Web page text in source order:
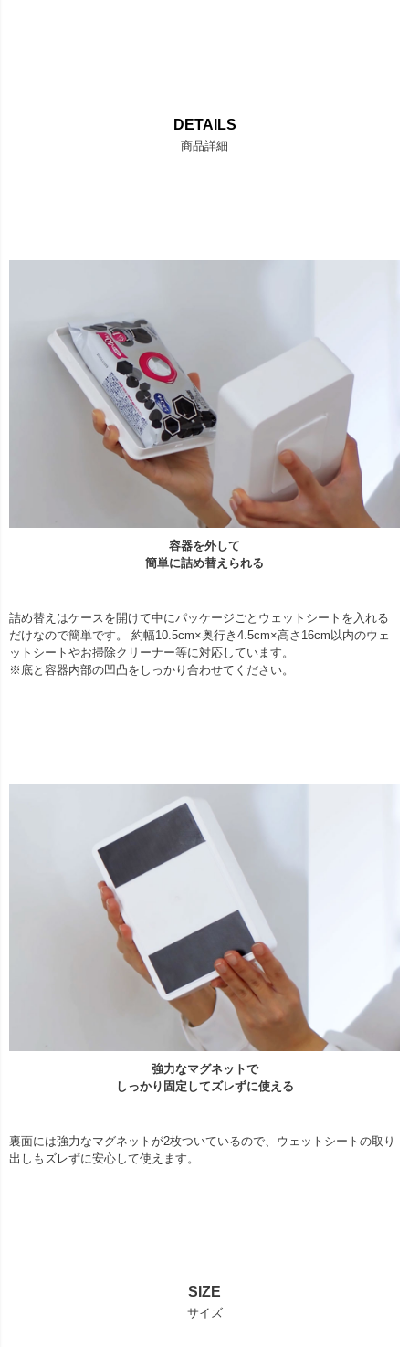
DETAILS
商品詳細
容器を外して
簡単に詰め替えられる
詰め替えはケースを開けて中にパッケージごとウェットシートを入れる
だけなので簡単です。 約幅10.5cm×奥行き4.5cm×高さ16cm以内のウェ
ットシートやお掃除クリーナー等に対応しています。
※底と容器内部の凹凸をしっかり合わせてください。
強力なマグネットで
しっかり固定してズレずに使える
裏面には強力なマグネットが2枚ついているので、ウェットシートの取り
出しもズレずに安心して使えます。
SIZE
サイズ